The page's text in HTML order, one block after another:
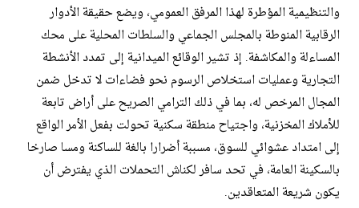
والتنظيمية المؤطرة لهذا المرفق العمومي، ويضع حقيقة الأدوار
الرقابية المنوطة بالمجلس الجماعي والسلطات المحلية على محك
المساءلة والمكاشفة. إذ تشير الوقائع الميدانية إلى تمدد الأنشطة
التجارية وعمليات استخلاص الرسوم نحو فضاءات لا تدخل ضمن
المجال المرخص له، بما في ذلك الترامي الصريح على أراض تابعة
للأملاك المخزنية، واجتياح منطقة سكنية تحولت بفعل الأمر الواقع
إلى امتداد عشوائي للسوق، مسببة أضرارا بالغة للساكنة ومسا صارخا
بالسكينة العامة، في تحد سافر لكناش التحملات الذي يفترض أن
يكون شريعة المتعاقدين.